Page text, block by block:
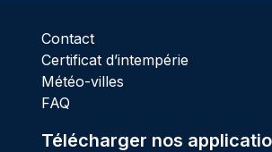
Contact
Certificat d’intempérie
Météo-villes
FAQ
Télécharger nos